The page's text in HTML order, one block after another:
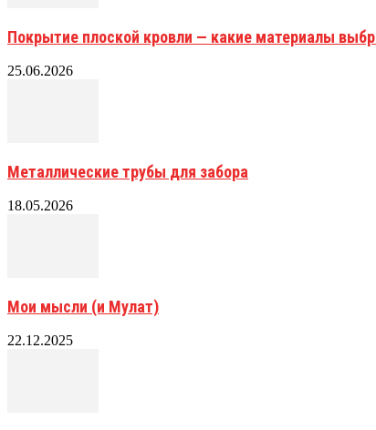
Покрытие плоской кровли — какие материалы
25.06.2026
Металлические трубы для забора
18.05.2026
Мои мысли (и Мулат)
22.12.2025